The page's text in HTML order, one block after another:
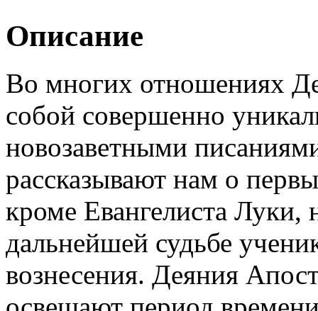
Описание
Во многих отношениях
собой совершенно
новозаветными
рассказывают нам о
кроме Евангелиста Луки,
дальнейшей судьбе
вознесения. Деяния